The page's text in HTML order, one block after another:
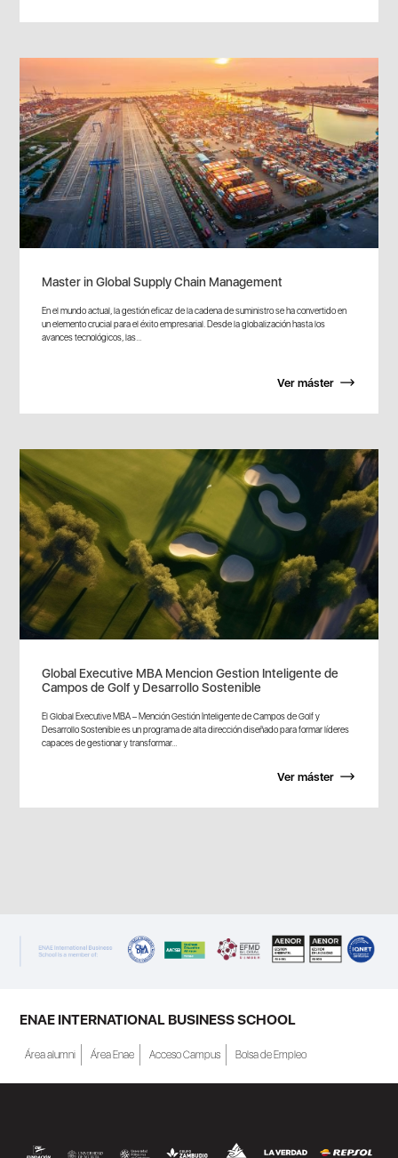
Master in Global Supply Chain Management
En el mundo actual, la gestión eficaz de la cadena de suministro se ha convertido en
un elemento crucial para el éxito empresarial. Desde la globalización hasta los
avances tecnológicos, las...
Ver máster
Global Executive MBA Mencion Gestion Inteligente de
Campos de Golf y Desarrollo Sostenible
El Global Executive MBA – Mención Gestión Inteligente de Campos de Golf y
Desarrollo Sostenible es un programa de alta dirección diseñado para formar líderes
capaces de gestionar y transformar...
Ver máster
ENAE INTERNATIONAL BUSINESS SCHOOL
Área alumni Área Enae Acceso Campus Bolsa de Empleo